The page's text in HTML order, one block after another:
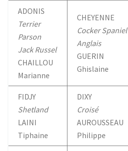
ADONIS
Terrier
Parson
Jack Russel
CHAILLOU
Marianne
CHEYENNE
Cocker Spaniel
Anglais
GUERIN
Ghislaine
FIDJY
Shetland
LAINI
Tiphaine
DIXY
Croisé
AUROUSSEAU
Philippe